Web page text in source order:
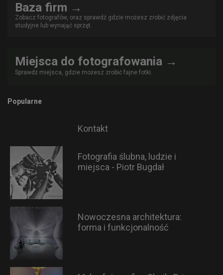
Baza firm →
Zobacz fotografów, oraz sprawdź gdzie możesz zrobić zdjęcia
studyjne lub wynająć sprzęt.
Miejsca do fotografowania →
Sprawdź miejsca, gdzie możesz zrobić fajne fotki.
Popularne
Kontakt
Fotografia ślubna, ludzie i
miejsca - Piotr Bugdał
Nowoczesna architektura:
forma i funkcjonalność